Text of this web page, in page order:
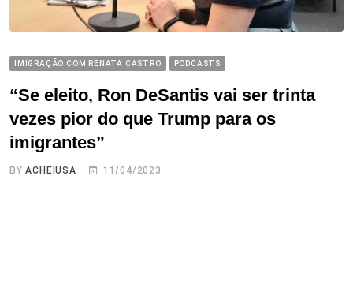
IMIGRAÇÃO COM RENATA CASTRO PODCASTS
“Se eleito, Ron DeSantis vai ser trinta
vezes pior do que Trump para os
imigrantes”
BYACHEIUSA 11/04/2023